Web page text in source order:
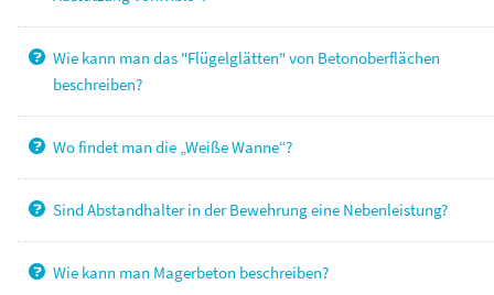
Wie kann man das "Flügelglätten" von Betonoberflächen
beschreiben?
Wo findet man die „Weiße Wanne“?
Sind Abstandhalter in der Bewehrung eine Nebenleistung?
Wie kann man Magerbeton beschreiben?